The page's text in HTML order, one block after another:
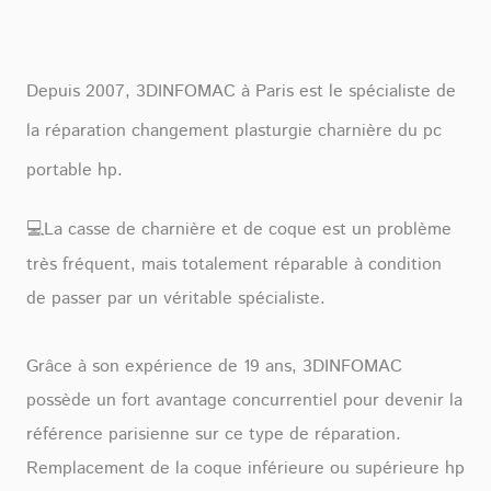
Depuis 2007, 3DINFOMAC à Paris est le spécialiste de
la réparation changement plasturgie charnière du pc
portable hp.
💻La casse de charnière et de coque est un problème
très fréquent, mais totalement réparable à condition
de passer par un véritable spécialiste.
Grâce à son expérience de 19 ans, 3DINFOMAC
possède un fort avantage concurrentiel pour devenir la
référence parisienne sur ce type de réparation.
Remplacement de la coque inférieure ou supérieure hp